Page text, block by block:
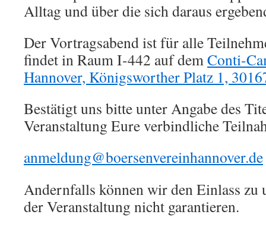
Alltag und über die sich daraus
Der Vortragsabend ist für alle
findet in Raum I-442 auf demConti-
Hannover, Königsworther Platz 1,
Bestätigt uns bitte unter Angabe des
Veranstaltung Eure verbindliche
anmeldung@boersenvereinhannover.de
Andernfalls können wir den Einlass zu
der Veranstaltung nicht garantieren.